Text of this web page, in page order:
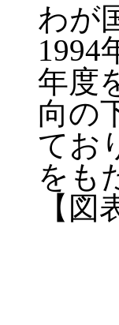
わが
1994
年度
向の
てお
をも
【図